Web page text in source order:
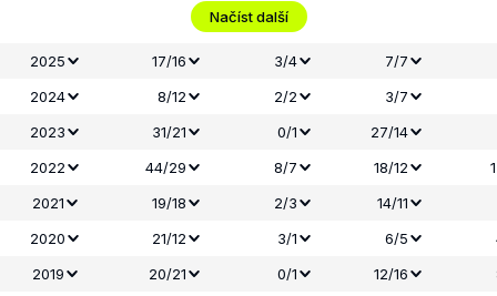
Načíst další
2025 17/16 3/4 7/7
2024
8/12 2/2 3/7
2023
31/21 0/1
27/14
2022
44/29 8/7 18/12
2021
19/18 2/3 14/11
2020
21/12 3/1 6/5
2019
20/21 0/1 12/16